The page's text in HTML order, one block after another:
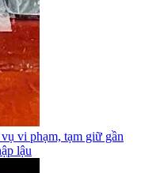
vi phạm, tạm giữ gần
lậu